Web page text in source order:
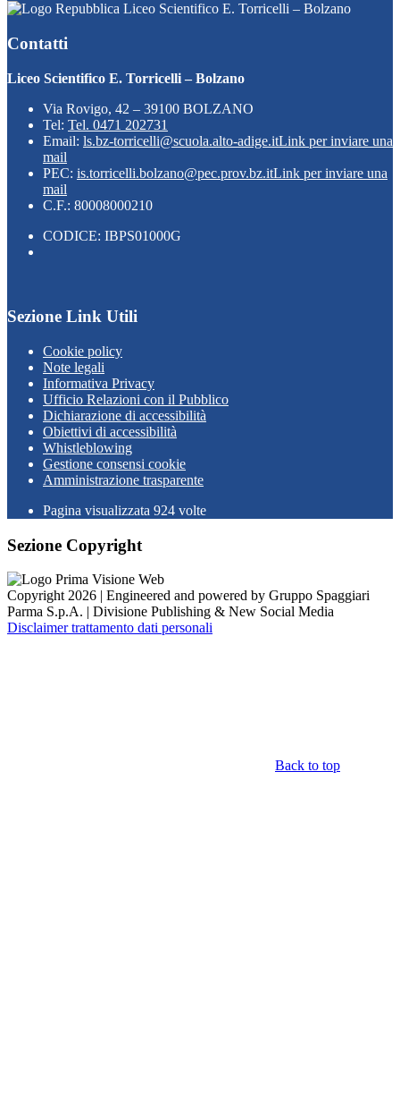
Liceo Scientifico E. Torricelli – Bolzano
Contatti
Liceo Scientifico E. Torricelli – Bolzano
Via Rovigo, 42 – 39100 BOLZANO
Tel: Tel. 0471 202731
Email: ls.bz-torricelli@scuola.alto-adige.itLink per inviare una
mail
PEC: is.torricelli.bolzano@pec.prov.bz.itLink per inviare una
mail
C.F.: 80008000210
CODICE: IBPS01000G
Sezione Link Utili
Cookie policy
Note legali
Informativa Privacy
Ufficio Relazioni con il Pubblico
Dichiarazione di accessibilità
Obiettivi di accessibilità
Whistleblowing
Gestione consensi cookie
Amministrazione trasparente
Pagina visualizzata 924 volte
Sezione Copyright
Copyright 2026 | Engineered and powered by Gruppo Spaggiari
Parma S.p.A. | Divisione Publishing & New Social Media
Disclaimer trattamento dati personali
Back to top